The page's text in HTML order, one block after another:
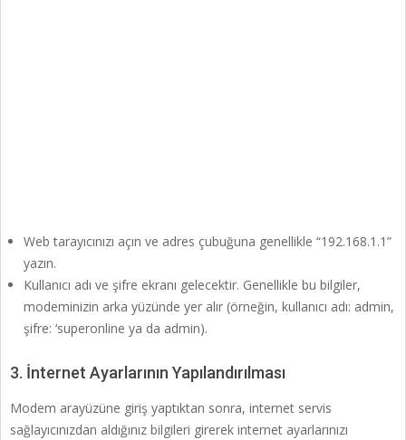
Web tarayıcınızı açın ve adres çubuğuna genellikle “192.168.1.1”
yazın.
Kullanıcı adı ve şifre ekranı gelecektir. Genellikle bu bilgiler,
modeminizin arka yüzünde yer alır (örneğin, kullanıcı adı: admin,
şifre: ‘superonline ya da admin).
3. İnternet Ayarlarının Yapılandırılması
Modem arayüzüne giriş yaptıktan sonra, internet servis
sağlayıcınızdan aldığınız bilgileri girerek internet ayarlarınızı